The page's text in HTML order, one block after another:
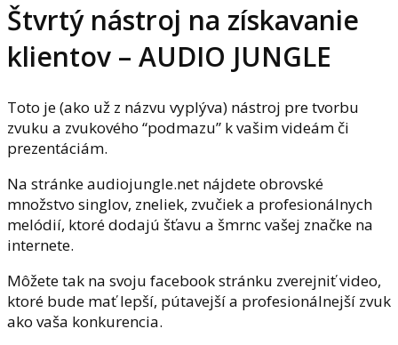
Štvrtý nástroj na získavanie
klientov – AUDIO JUNGLE
Toto je (ako už z názvu vyplýva) nástroj pre tvorbu
zvuku a zvukového “podmazu” k vašim videám či
prezentáciám.
Na stránke audiojungle.net nájdete obrovské
množstvo singlov, zneliek, zvučiek a profesionálnych
melódií, ktoré dodajú šťavu a šmrnc vašej značke na
internete.
Môžete tak na svoju facebook stránku zverejniť video,
ktoré bude mať lepší, pútavejší a profesionálnejší zvuk
ako vaša konkurencia.